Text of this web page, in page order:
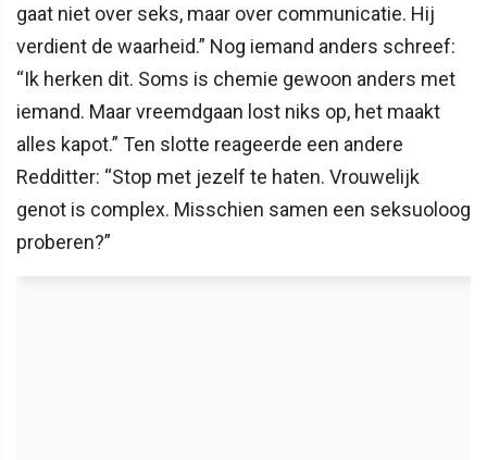
gaat niet over seks, maar over communicatie. Hij
verdient de waarheid.” Nog iemand anders schreef:
“Ik herken dit. Soms is chemie gewoon anders met
iemand. Maar vreemdgaan lost niks op, het maakt
alles kapot.” Ten slotte reageerde een andere
Redditter: “Stop met jezelf te haten. Vrouwelijk
genot is complex. Misschien samen een seksuoloog
proberen?”